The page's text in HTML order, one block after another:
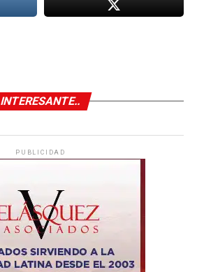
INTERESANTE..
PUBLICIDAD